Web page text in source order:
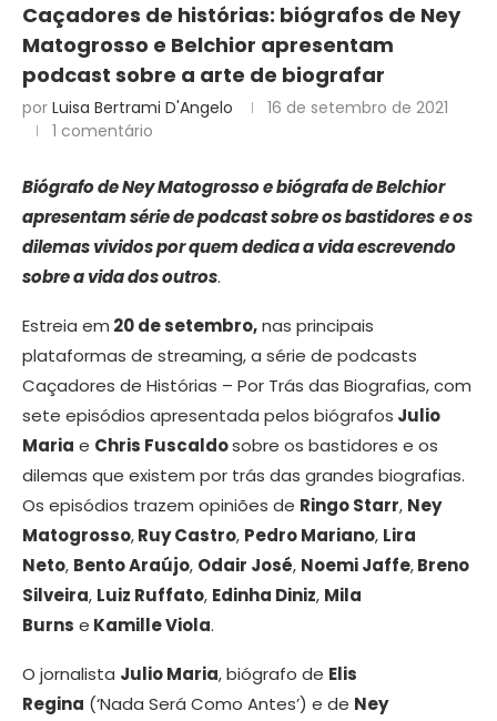
Caçadores de histórias: biógrafos de Ney
Matogrosso e Belchior apresentam
podcast sobre a arte de biografar
por Luisa Bertrami D'Angelo
16 de setembro de 2021
1 comentário
Biógrafo de Ney Matogrosso e biógrafa de Belchior
apresentam série de podcast sobre os bastidorese os
dilemas vividos por quem dedica a vida escrevendo
sobre a vida dos outros.
Estreia em 20 de setembro,nas principais
plataformas de streaming, a série de podcasts
Caçadores de Histórias – Por Trás das Biografias, com
sete episódios apresentada pelos biógrafos Julio
Maria e Chris Fuscaldosobre os bastidores e os
dilemas que existem por trás das grandes biografias.
Os episódios trazem opiniões de Ringo Starr, Ney
Matogrosso,Ruy Castro, Pedro Mariano, Lira
Neto, Bento Araújo, Odair José, Noemi Jaffe,Breno
Silveira, Luiz Ruffato, Edinha Diniz, Mila
Burns e Kamille Viola.
O jornalista Julio Maria, biógrafo de Elis
Regina (‘Nada Será Como Antes’) e de Ney